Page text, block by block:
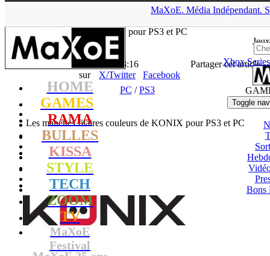
MaXoE. Média Indépendant.
HOME
GAMES
RAMA
BULLES
KISSA
STYLE
TECH
ZOOM
TV
MaXoE
Festival
Jeux
Xbox
Toggle
Bons
de KONIX pour PS3 et PC
- 24.03.15, 13:16
Partager cet article
sur
X/Twitter
Facebook
PC /PS3
Les manettes filaires couleurs de KONIX pour PS3 et PC